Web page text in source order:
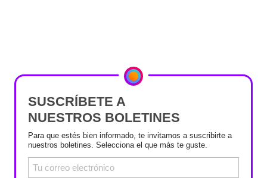
SUSCRÍBETE A
NUESTROS BOLETINES
Para que estés bien informado, te invitamos a suscribirte a
nuestros boletines. Selecciona el que más te guste.